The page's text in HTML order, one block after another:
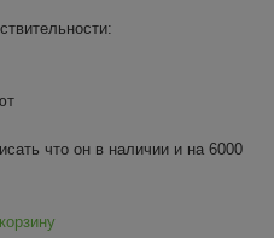
что он в наличии и на 6000